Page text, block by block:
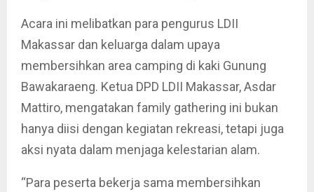
Acara ini melibatkan para pengurus LDII
Makassar dan keluarga dalam upaya
membersihkan area camping di kaki Gunung
Bawakaraeng. Ketua DPD LDII Makassar, Asdar
Mattiro, mengatakan family gathering ini bukan
hanya diisi dengan kegiatan rekreasi, tetapi juga
aksi nyata dalam menjaga kelestarian alam.
“Para peserta bekerja sama membersihkan